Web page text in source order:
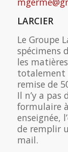
LARCIER
Le Groupe
spécimens
les
totalement
remise de
Il n’y a
formulaire
enseignée,
de remplir
mail.